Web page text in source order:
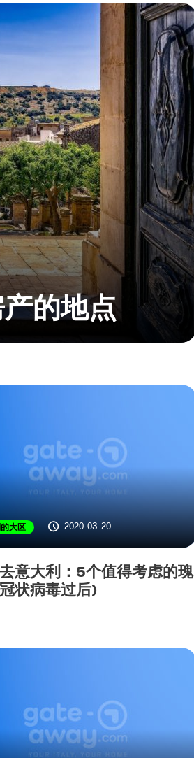
的地点
大区 2020-03-20
意大利：5个值得考虑的瑰
状病毒过后)